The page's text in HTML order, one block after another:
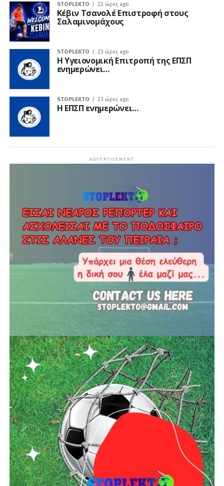
STOPLEKTO 22 ώρες ago
Κέβιν Τσανολέ Επιστροφή στους
Σαλαμινομάχους
STOPLEKTO 23 ώρες ago
Η Υγειονομική Επιτροπή της ΕΠΣΠ
ενημερώνει…
STOPLEKTO 23 ώρες ago
Η ΕΠΣΠ ενημερώνει…
ADVERTISEMENT